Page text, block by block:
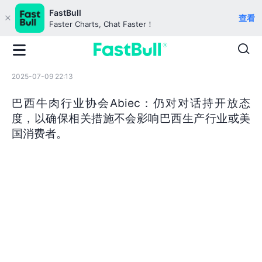
FastBull
Faster Charts, Chat Faster！
查看
2025-07-09 22:13
巴西牛肉行业协会Abiec：仍对对话持开放态
度，以确保相关措施不会影响巴西生产行业或美
国消费者。